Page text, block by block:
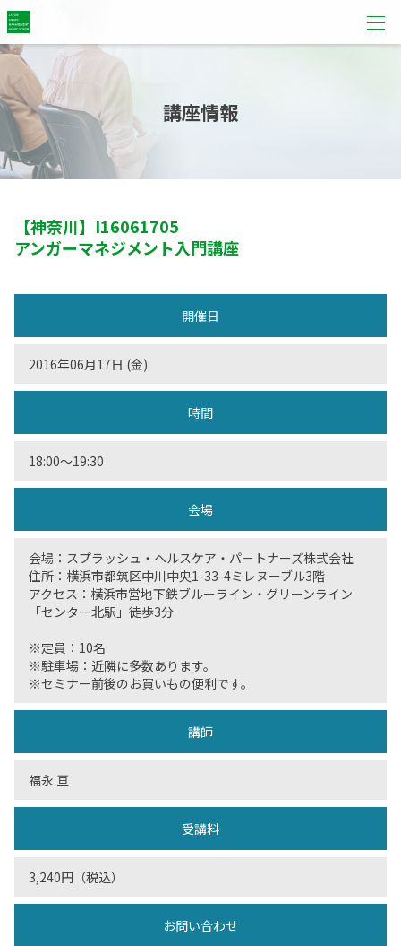
講座情報
【神奈川】 I16061705
アンガーマネジメント入門講座
開催日
2016年06月17日 (金)
時間
18:00〜19:30
会場
会場：スプラッシュ・ヘルスケア・パートナーズ株式会社
住所：横浜市都筑区中川中央1-33-4ミレヌーブル3階
アクセス：横浜市営地下鉄ブルーライン・グリーンライン
「センター北駅」徒歩3分
※定員：10名
※駐車場：近隣に多数あります。
※セミナー前後のお買いもの便利です。
講師
福永 亘
受講料
3,240円（税込）
お問い合わせ